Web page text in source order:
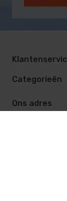
Categorieën
Ons adres